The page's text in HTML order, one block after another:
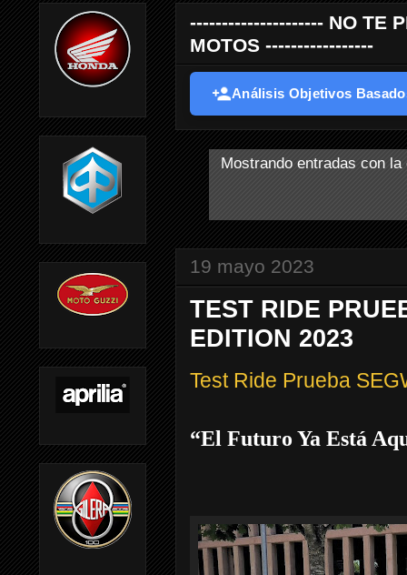
--------------------- NO TE
MOTOS -----------------
Análisis Objetivos
Mostrando entradas con
19 mayo 2023
TEST RIDE
EDITION 2023
Test Ride Prueba
“El Futuro Ya Está